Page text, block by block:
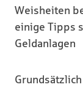
Weisheiten
einige Tipps
Geldanlagen